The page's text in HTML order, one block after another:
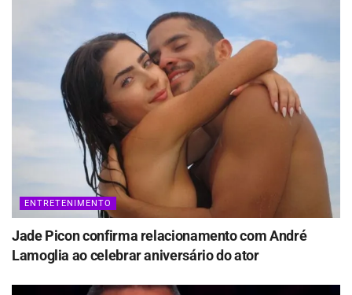
ENTRETENIMENTO
Jade Picon confirma relacionamento com André
Lamoglia ao celebrar aniversário do ator